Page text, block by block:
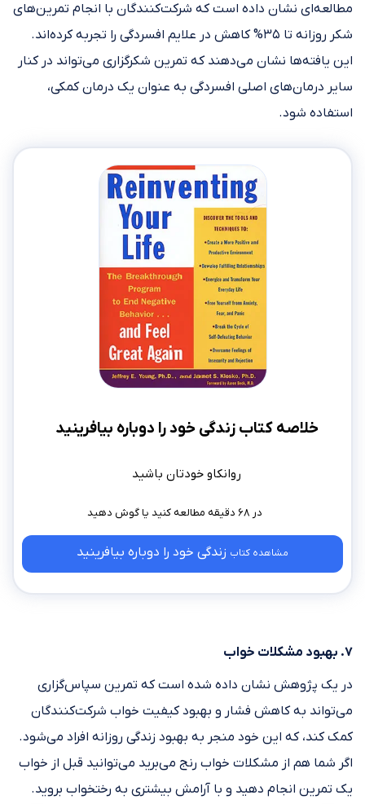
مطالعه‌ای نشان داده است که شرکت‌کنندگان با انجام تمرین‌های
شکر روزانه تا ۳۵% کاهش در علایم افسردگی را تجربه کرده‌اند.
این یافته‌ها نشان می‌دهند که تمرین شکرگزاری می‌تواند در کنار
سایر درمان‌های اصلی افسردگی به عنوان یک درمان کمکی،
استفاده شود.
خلاصه کتاب زندگی خود را دوباره بیافرینید
روانکاو خودتان باشید
در ۶۸ دقیقه مطالعه کنید
مشاهده کتاب زندگی خود را دوباره بیافرینید
۷. بهبود مشکلات خواب
در یک پژوهش نشان داده شده است که تمرین سپاس‌گزاری
می‌تواند به کاهش فشار و بهبود کیفیت خواب شرکت‌کنندگان
کمک کند، که این خود منجر به بهبود زندگی روزانه افراد می‌شود.
اگر شما هم از مشکلات خواب رنج می‌برید می‌توانید قبل از خواب
یک تمرین انجام دهید و با آرامش بیشتری به رختخواب بروید.